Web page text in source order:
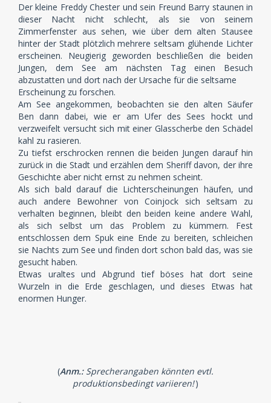
Der kleine Freddy Chester und sein Freund Barry staunen in
dieser Nacht nicht schlecht, als sie von seinem
Zimmerfenster aus sehen, wie über dem alten Stausee
hinter der Stadt plötzlich mehrere seltsam glühende Lichter
erscheinen. Neugierig geworden beschließen die beiden
Jungen, dem See am nächsten Tag einen Besuch
abzustatten und dort nach der Ursache für die seltsame
Erscheinung zu forschen.
Am See angekommen, beobachten sie den alten Säufer
Ben dann dabei, wie er am Ufer des Sees hockt und
verzweifelt versucht sich mit einer Glasscherbe den Schädel
kahl zu rasieren.
Zu tiefst erschrocken rennen die beiden Jungen darauf hin
zurück in die Stadt und erzählen dem Sheriff davon, der ihre
Geschichte aber nicht ernst zu nehmen scheint.
Als sich bald darauf die Lichterscheinungen häufen, und
auch andere Bewohner von Coinjock sich seltsam zu
verhalten beginnen, bleibt den beiden keine andere Wahl,
als sich selbst um das Problem zu kümmern. Fest
entschlossen dem Spuk eine Ende zu bereiten, schleichen
sie Nachts zum See und finden dort schon bald das, was sie
gesucht haben.
Etwas uraltes und Abgrund tief böses hat dort seine
Wurzeln in die Erde geschlagen, und dieses Etwas hat
enormen Hunger.
(Anm.:Sprecherangaben könnten evtl.
produktionsbedingt variieren!)